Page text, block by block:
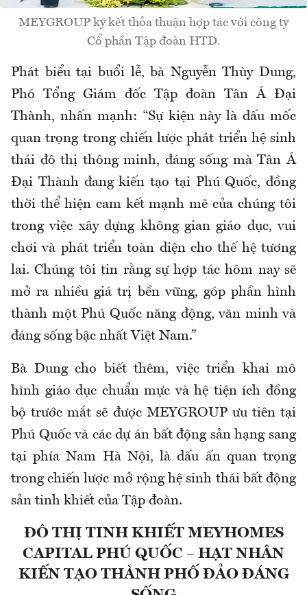
MEYGROUP ký kết thỏa thuận hợp tác với công ty
Cổ phần Tập đoàn HTD.
Phát biểu tại buổi lễ, bà Nguyễn Thùy Dung,
Phó Tổng Giám đốc Tập đoàn Tân Á Đại
Thành, nhấn mạnh: “Sự kiện này là dấu mốc
quan trọng trong chiến lược phát triển hệ sinh
thái đô thị thông minh, đáng sống mà Tân Á
Đại Thành đang kiến tạo tại Phú Quốc, đồng
thời thể hiện cam kết mạnh mẽ của chúng tôi
trong việc xây dựng không gian giáo dục, vui
chơi và phát triển toàn diện cho thế hệ tương
lai. Chúng tôi tin rằng sự hợp tác hôm nay sẽ
mở ra nhiều giá trị bền vững, góp phần hình
thành một Phú Quốc năng động, văn minh và
đáng sống bậc nhất Việt Nam.”
Bà Dung cho biết thêm, việc triển khai mô
hình giáo dục chuẩn mực và hệ tiện ích đồng
bộ trước mắt sẽ được MEYGROUP ưu tiên tại
Phú Quốc và các dự án bất động sản hạng sang
tại phía Nam Hà Nội, là dấu ấn quan trọng
trong chiến lược mở rộng hệ sinh thái bất động
sản tinh khiết của Tập đoàn.
ĐÔ THỊ TINH KHIẾT MEYHOMES
CAPITAL PHÚ QUỐC – HẠT NHÂN
KIẾN TẠO THÀNH PHỐ ĐẢO ĐÁNG